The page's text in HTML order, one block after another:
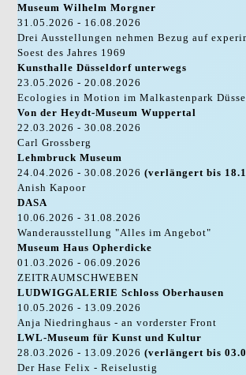
Museum Wilhelm Morgner
31.05.2026 - 16.08.2026
Drei Ausstellungen nehmen Bezug auf
Soest des Jahres 1969
Kunsthalle Düsseldorf unterwegs
23.05.2026 - 20.08.2026
Ecologies in Motion im Malkastenpark
Von der Heydt-Museum Wuppertal
22.03.2026 - 30.08.2026
Carl Grossberg
Lehmbruck Museum
24.04.2026 - 30.08.2026(verlängert bis
Anish Kapoor
DASA
10.06.2026 - 31.08.2026
Wanderausstellung "Alles im Angebot"
Museum Haus Opherdicke
01.03.2026 - 06.09.2026
ZEITRAUMSCHWEBEN
LUDWIGGALERIE Schloss Oberhausen
10.05.2026 - 13.09.2026
Anja Niedringhaus - an vorderster Front
LWL-Museum für Kunst und Kultur
28.03.2026 - 13.09.2026(verlängert bis
Der Hase Felix - Reiselustig